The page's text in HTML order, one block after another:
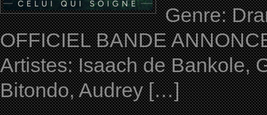
Genre:
OFFICIEL BANDE
Artistes: Isaach de Bankole,
Bitondo, Audrey […]